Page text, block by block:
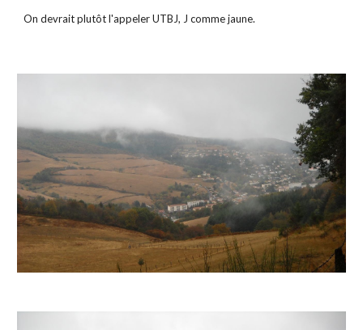
On devrait plutôt l'appeler UTBJ, J comme jaune.